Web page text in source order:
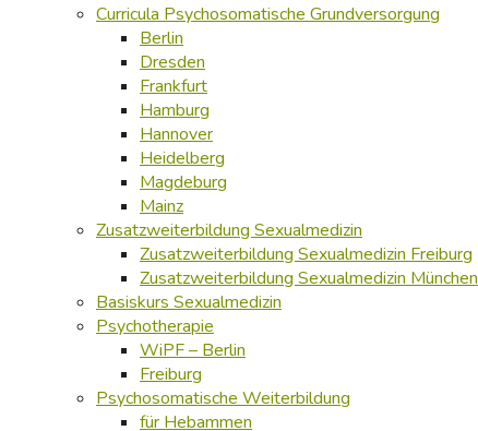
Curricula Psychosomatische Grundversorgung
Berlin
Dresden
Frankfurt
Hamburg
Hannover
Heidelberg
Magdeburg
Mainz
Zusatzweiterbildung Sexualmedizin
Zusatzweiterbildung Sexualmedizin Freiburg
Zusatzweiterbildung Sexualmedizin München
Basiskurs Sexualmedizin
Psychotherapie
WiPF – Berlin
Freiburg
Psychosomatische Weiterbildung
für Hebammen